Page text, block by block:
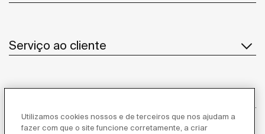
Serviço ao cliente
Utilizamos cookies nossos e de terceiros que nos ajudam a
fazer com que o site funcione corretamente, a criar